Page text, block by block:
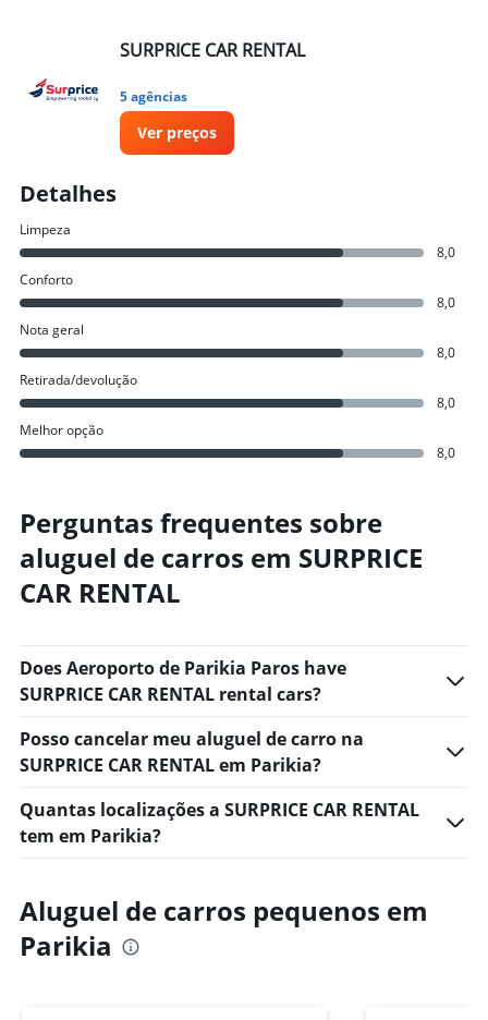
SURPRICE CAR RENTAL
5 agências
Ver preços
Detalhes
Limpeza
8,0
Conforto
8,0
Nota geral
8,0
Retirada/devolução
8,0
Melhor opção
8,0
Perguntas frequentes sobre
aluguel de carros em SURPRICE
CAR RENTAL
Does Aeroporto de Parikia Paros have
SURPRICE CAR RENTAL rental cars?
Posso cancelar meu aluguel de carro na
SURPRICE CAR RENTAL em Parikia?
Quantas localizações a SURPRICE CAR RENTAL
tem em Parikia?
Aluguel de carros pequenos em
Parikia